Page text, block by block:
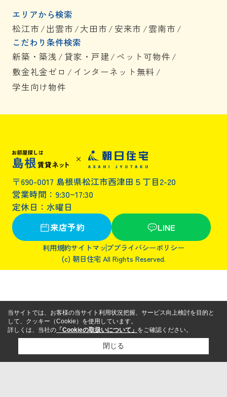
エリアから検索
松江市 / 出雲市 /大田市 / 安来市 /雲南市 /
こだわり条件検索
新築・築浅 / 貸家・戸建/ ペット可物件 /
敷金礼金ゼロ / インターネット無料 /
学生向け物件
〒690-0017 島根県松江市西津田５丁目2-20
営業時間：9:30~17:30
定休日：水曜日
来店予約
LINE
利用規約サイトマッププライバシーポリシー
(c) 朝日住宅 All Rights Reserved.
当サイトでは、お客様の当サイト利用状況把握、サービス向上検討を目的と
して、クッキー（Cookie）を使用しています。
詳しくは、当社の 「Cookieの取扱いについて」 をご確認ください。
閉じる